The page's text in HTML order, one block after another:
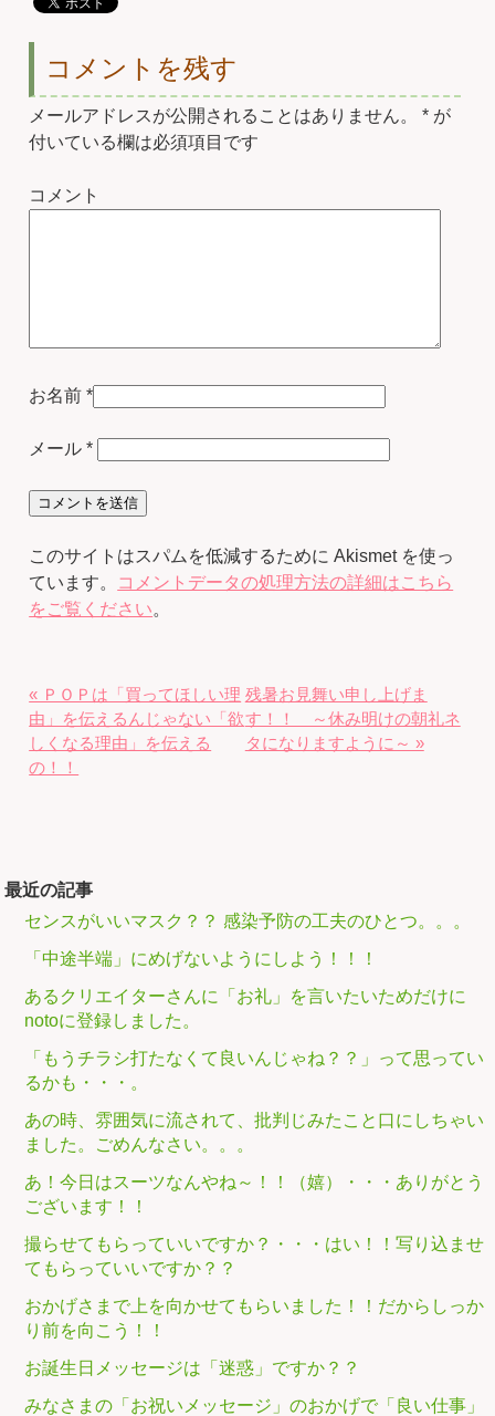
コメントを残す
メールアドレスが公開されることはありません。 * が
付いている欄は必須項目です
コメント
お名前 *
メール*
このサイトはスパムを低減するために Akismet を使っ
ています。
コメントデータの処理方法の詳細はこちら
をご覧ください。
« ＰＯＰは「買ってほしい理
由」を伝えるんじゃない「欲
しくなる理由」を伝える
の！！
残暑お見舞い申し上げま
す！！ ～休み明けの朝礼ネ
タになりますように～ »
最近の記事
センスがいいマスク？？ 感染予防の工夫のひとつ。。。
「中途半端」にめげないようにしよう！！！
あるクリエイターさんに「お礼」を言いたいためだけに
notoに登録しました。
「もうチラシ打たなくて良いんじゃね？？」って思ってい
るかも・・・。
あの時、雰囲気に流されて、批判じみたこと口にしちゃい
ました。ごめんなさい。。。
あ！今日はスーツなんやね～！！（嬉）・・・ありがとう
ございます！！
撮らせてもらっていいですか？・・・はい！！写り込ませ
てもらっていいですか？？
おかげさまで上を向かせてもらいました！！だからしっか
り前を向こう！！
お誕生日メッセージは「迷惑」ですか？？
みなさまの「お祝いメッセージ」のおかげで「良い仕事」